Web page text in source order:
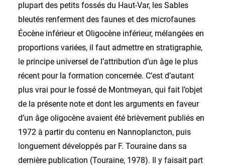
plupart des petits fossés du Haut-Var, les Sables
bleutés renferment des faunes et des microfaunes
Éocène inférieur et Oligocène inférieur, mélangées en
proportions variées, il faut admettre en stratigraphie,
le principe universel de l’attribution d’un âge le plus
récent pour la formation concernée. C’est d’autant
plus vrai pour le fossé de Montmeyan, qui fait l’objet
de la présente note et dont les arguments en faveur
d’un âge oligocène avaient été brièvement publiés en
1972 à partir du contenu en Nannoplancton, puis
longuement développés par F. Touraine dans sa
dernière publication (Touraine, 1978). Il y faisait part